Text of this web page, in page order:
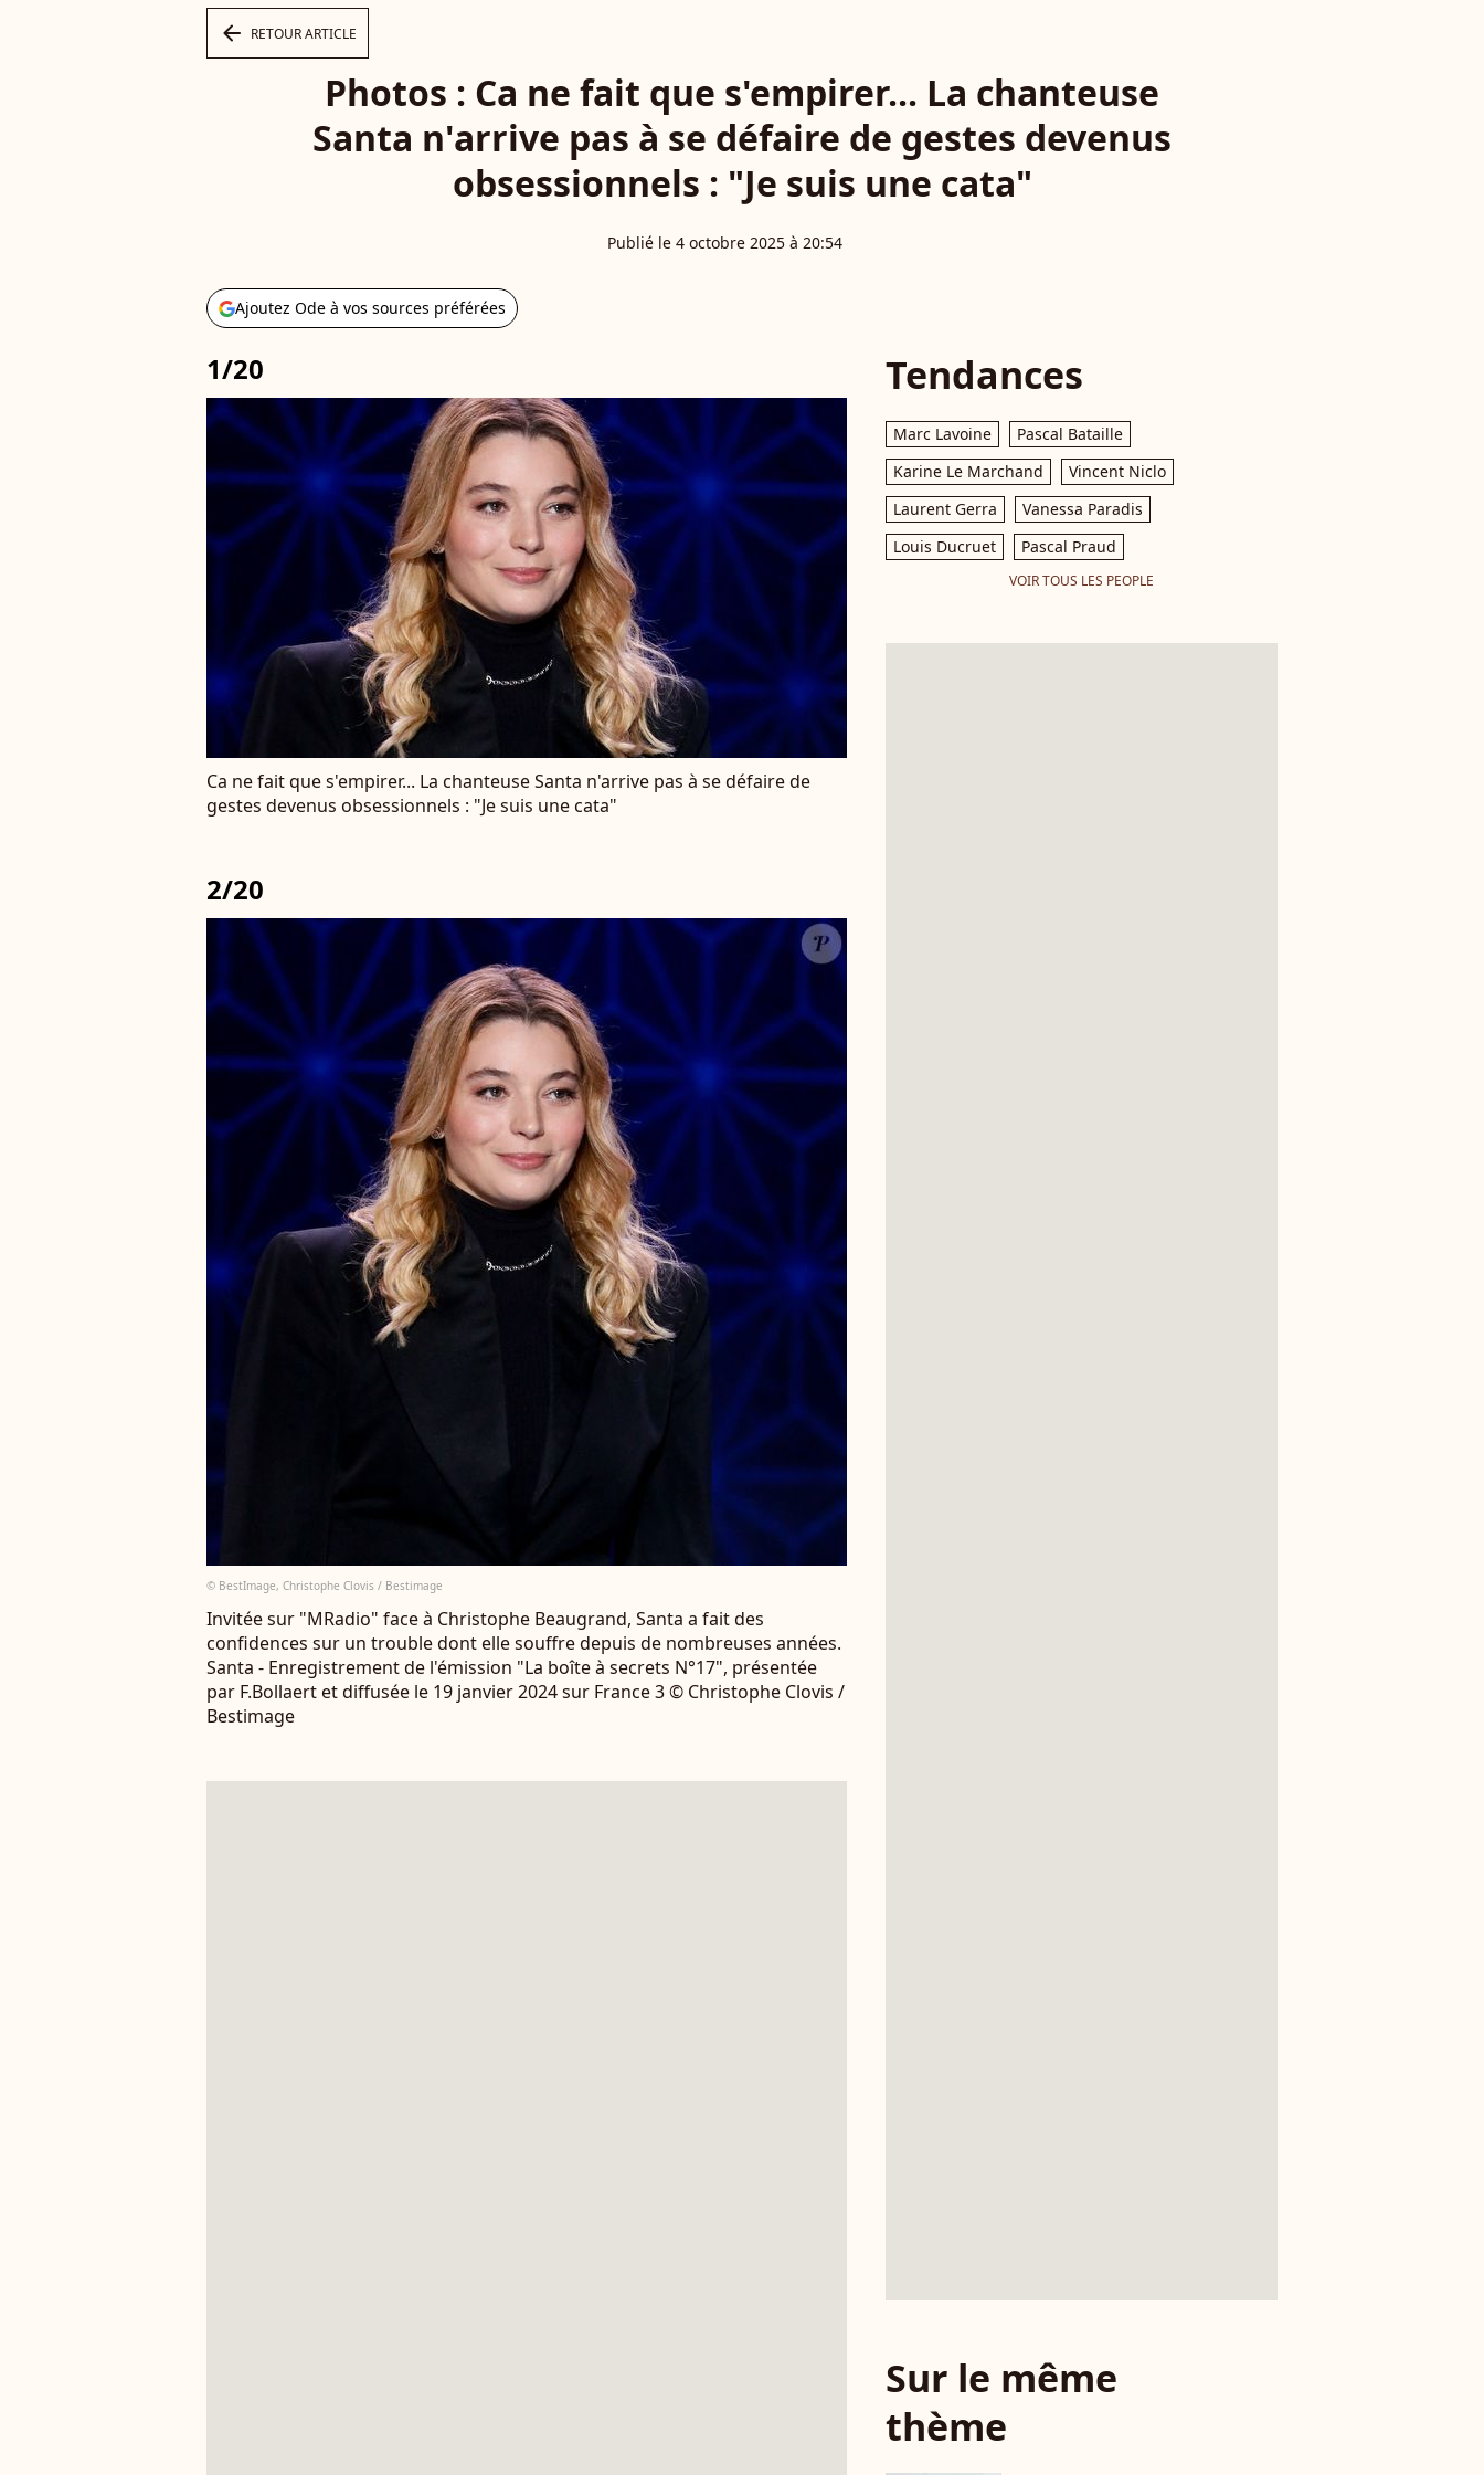
arrow_left RETOUR ARTICLE
Photos : Ca ne fait que s'empirer... La chanteuse
Santa n'arrive pas à se défaire de gestes devenus
obsessionnels : "Je suis une cata"
Publié le 4 octobre 2025 à 20:54
Ajoutez Ode à vos sources préférées
1/20
Ca ne fait que s'empirer... La chanteuse Santa n'arrive pas à se défaire de
gestes devenus obsessionnels : "Je suis une cata"
2/20
© BestImage, Christophe Clovis / Bestimage
Invitée sur "MRadio" face à Christophe Beaugrand, Santa a fait des
confidences sur un trouble dont elle souffre depuis de nombreuses années.
Santa - Enregistrement de l'émission "La boîte à secrets N°17", présentée
par F.Bollaert et diffusée le 19 janvier 2024 sur France 3 © Christophe Clovis /
Bestimage
Tendances
Marc Lavoine
Pascal Bataille
Karine Le Marchand
Vincent Niclo
Laurent Gerra
Vanessa Paradis
Louis Ducruet
Pascal Praud
VOIR TOUS LES PEOPLE
Sur le même
thème